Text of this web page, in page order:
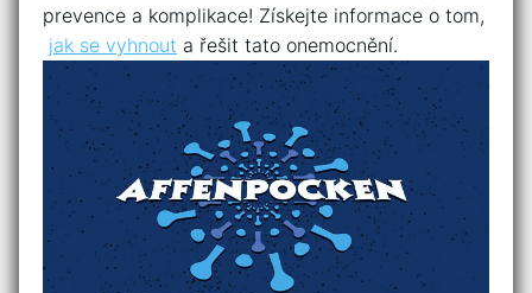
prevence a komplikace! Získejte informace o ​tom,
jak se vyhnout a‍ řešit tato onemocnění.